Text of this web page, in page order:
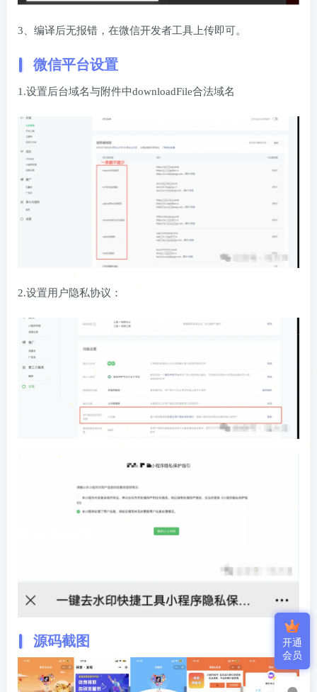
3、编译后无报错，在微信开发者工具上传即可。
微信平台设置
1.设置后台域名与附件中downloadFile合法域名
2.设置用户隐私协议：
源码截图
开通
会员